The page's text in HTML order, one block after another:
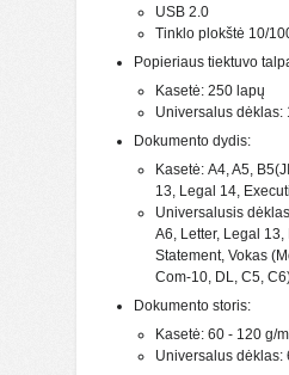
USB 2.0
Tinklo plokštė 10/
Popieriaus tiektuvo
Kasetė: 250 lapų
Universalus dėklas:
Dokumento dydis:
Kasetė: A4, A5,
13, Legal 14,
Universalusis
A6, Letter, Legal
Statement, Vokas
Com-10, DL, C5,
Dokumento storis:
Kasetė: 60 - 120 g/
Universalus dėklas: